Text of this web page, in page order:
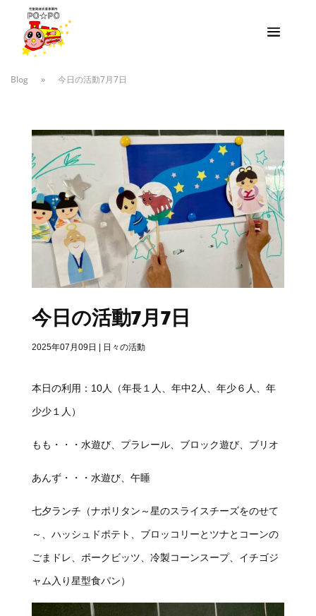
Blog » 今日の活動7月7日
今日の活動7月7日
2025年07月09日 日々の活動
本日の利用：10人（年長１人、年中2人、年少６人、年
少少１人）
もも・・・水遊び、プラレール、ブロック遊び、ブリオ
あんず・・・水遊び、午睡
七夕ランチ（ナポリタン～星のスライスチーズをのせて
～、ハッシュドポテト、ブロッコリーとツナとコーンの
ごまドレ、ポークビッツ、冷製コーンスープ、イチゴジ
ャム入り星型食パン）